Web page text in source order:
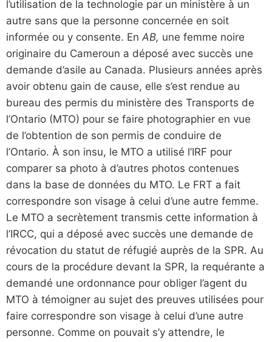
l’utilisation de la technologie par un ministère à un
autre sans que la personne concernée en soit
informée ou y consente. En AB, une femme noire
originaire du Cameroun a déposé avec succès une
demande d’asile au Canada. Plusieurs années après
avoir obtenu gain de cause, elle s’est rendue au
bureau des permis du ministère des Transports de
l’Ontario (MTO) pour se faire photographier en vue
de l’obtention de son permis de conduire de
l’Ontario. À son insu, le MTO a utilisé l’IRF pour
comparer sa photo à d’autres photos contenues
dans la base de données du MTO. Le FRT a fait
correspondre son visage à celui d’une autre femme.
Le MTO a secrètement transmis cette information à
l’IRCC, qui a déposé avec succès une demande de
révocation du statut de réfugié auprès de la SPR. Au
cours de la procédure devant la SPR, la requérante a
demandé une ordonnance pour obliger l’agent du
MTO à témoigner au sujet des preuves utilisées pour
faire correspondre son visage à celui d’une autre
personne. Comme on pouvait s’y attendre, le